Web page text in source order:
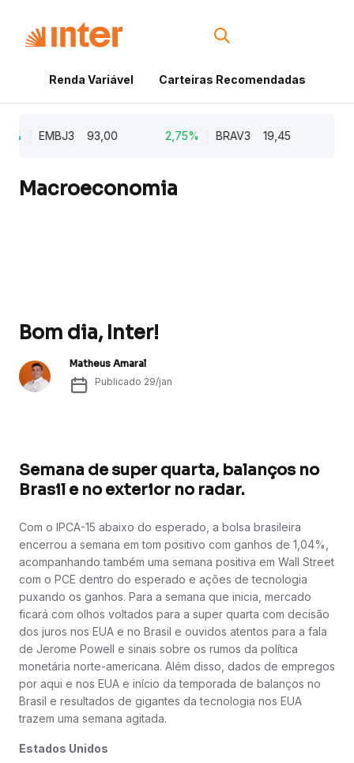
Renda Variável Carteiras Recomendadas
EMBJ3 93,00 2,75% BRAV3 19,45
Macroeconomia
Bom dia, Inter!
Matheus Amaral
Publicado 29/jan
Semana de super quarta, balanços no
Brasil e no exterior no radar.
Com o IPCA-15 abaixo do esperado, a bolsa brasileira
encerrou a semana em tom positivo com ganhos de 1,04%,
acompanhando também uma semana positiva em Wall Street
com o PCE dentro do esperado e ações de tecnologia
puxando os ganhos. Para a semana que inicia, mercado
ficará com olhos voltados para a super quarta com decisão
dos juros nos EUA e no Brasil e ouvidos atentos para a fala
de Jerome Powell e sinais sobre os rumos da política
monetária norte-americana. Além disso, dados de empregos
por aqui e nos EUA e início da temporada de balanços no
Brasil e resultados de gigantes da tecnologia nos EUA
trazem uma semana agitada.
Estados Unidos